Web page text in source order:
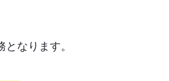
なります。